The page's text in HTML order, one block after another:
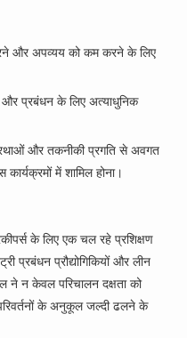
और अपव्यय को कम करने के लिए
और प्रबंधन के लिए अत्याधुनिक
प्रथाओं और तकनीकी प्रगति से अवगत
में शामिल होना।
के लिए एक चल रहे प्रशिक्षण
प्रबंधन प्रौद्योगिकियों और लीन
ने न केवल परिचालन दक्षता को
परिवर्तनों के अनुकूल जल्दी ढलने के